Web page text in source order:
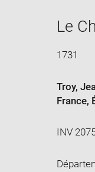
Le
1731
Troy,
France,
INV